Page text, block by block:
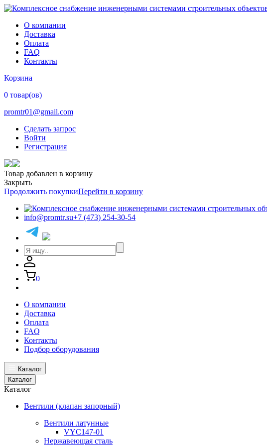
О компании
Доставка
Оплата
FAQ
Контакты
Корзина
0 товар(ов)
promtr01@gmail.com
Сделать запрос
Войти
Регистрация
Товар добавлен в корзину
Закрыть
Продолжить покупкиПерейти в корзину
info@promtr.su+7 (473) 254-30-54
0
О компании
Доставка
Оплата
FAQ
Контакты
Подбор оборудования
Каталог
Каталог
Каталог
Вентили (клапан запорный)
Вентили латунные
VYC147-01
Нержавеющая сталь